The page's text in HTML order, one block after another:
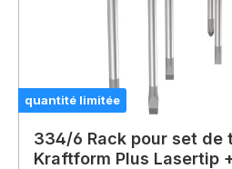
quantité limitée
334/6 Rack pour set de
Kraftform Plus Lasertip